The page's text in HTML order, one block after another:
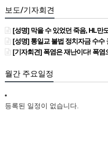
보도/기자회견
[성명] 막을 수 있었던 죽음, HL만도가 책임져라 : 청년노동자
[성명] 통일교 불법 정치자금 수수
[기자회견] 폭염은 재난이다! 폭염으로부터 안전한 일터를
월간 주요일정
등록된 일정이 없습니다.